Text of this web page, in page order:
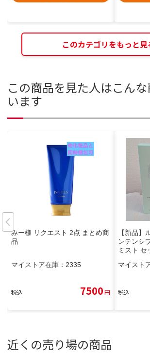
このカテゴリをもっと見
この商品を見た人はこん
います
みー様 リクエスト 2点 まとめ商
品
マイストア在庫： 2335
税込 7500円
【新品】
ンテンシ
ミスト セ
マイスト
税込
近くの売り場の商品